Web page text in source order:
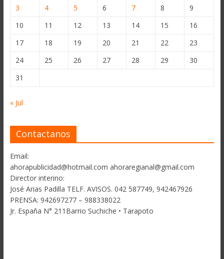
3
4 5 6 7 8
9
10
11 12 13 14 15
16
17
18 19 20 21 22
23
24
25 26 27 28 29
30
31
« Jul
Contactanos
Email:
ahorapublicidad@hotmail.com ahoraregianal@gmail.com
Director interino:
José Arias Padilla TELF. AVISOS. 042 587749, 942467926
PRENSA: 942697277 – 988338022
Jr. España N° 211Barrio Suchiche • Tarapoto